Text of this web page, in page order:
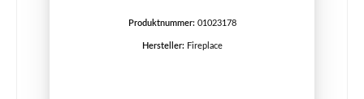
Produktnummer: 01023178
Hersteller: Fireplace